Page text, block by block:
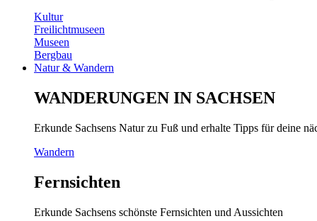
Kultur
Freilichtmuseen
Museen
Bergbau
Natur & Wandern
WANDERUNGEN IN SACHSEN
Erkunde Sachsens Natur zu Fuß und erhalte Tipps für deine
Wandern
Fernsichten
Erkunde Sachsens schönste Fernsichten und Aussichten